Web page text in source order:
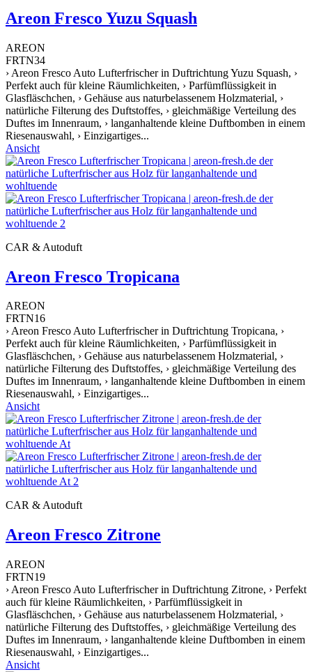
Areon Fresco Yuzu Squash
AREON
FRTN34
› Areon Fresco Auto Lufterfrischer in Duftrichtung Yuzu Squash, ›
Perfekt auch für kleine Räumlichkeiten, › Parfümflüssigkeit in
Glasfläschchen, › Gehäuse aus naturbelassenem Holzmaterial, ›
natürliche Filterung des Duftstoffes, › gleichmäßige Verteilung des
Duftes im Innenraum, › langanhaltende kleine Duftbomben in einem
Riesenauswahl, › Einzigartiges...
Ansicht
CAR & Autoduft
Areon Fresco Tropicana
AREON
FRTN16
› Areon Fresco Auto Lufterfrischer in Duftrichtung Tropicana, ›
Perfekt auch für kleine Räumlichkeiten, › Parfümflüssigkeit in
Glasfläschchen, › Gehäuse aus naturbelassenem Holzmaterial, ›
natürliche Filterung des Duftstoffes, › gleichmäßige Verteilung des
Duftes im Innenraum, › langanhaltende kleine Duftbomben in einem
Riesenauswahl, › Einzigartiges...
Ansicht
CAR & Autoduft
Areon Fresco Zitrone
AREON
FRTN19
› Areon Fresco Auto Lufterfrischer in Duftrichtung Zitrone, › Perfekt
auch für kleine Räumlichkeiten, › Parfümflüssigkeit in
Glasfläschchen, › Gehäuse aus naturbelassenem Holzmaterial, ›
natürliche Filterung des Duftstoffes, › gleichmäßige Verteilung des
Duftes im Innenraum, › langanhaltende kleine Duftbomben in einem
Riesenauswahl, › Einzigartiges...
Ansicht